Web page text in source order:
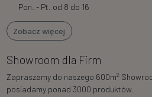
Pon. - Pt. od 8 do 16
Zobacz więcej
Showroom dla Firm
Zapraszamy do naszego 600m2
posiadamy ponad 3000 produktów.